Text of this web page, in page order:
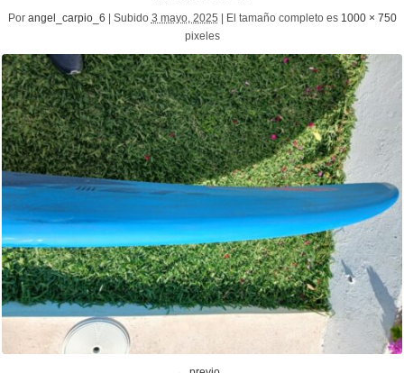
Por angel_carpio_6 Subido 3 mayo, 2025 El tamaño completo es 1000 × 750
pixeles